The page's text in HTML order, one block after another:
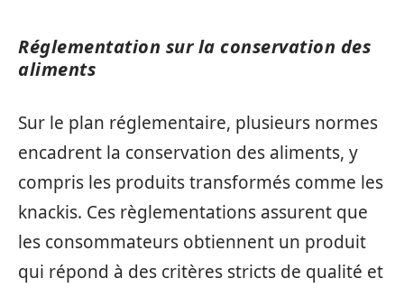
Réglementation sur la conservation des
aliments
Sur le plan réglementaire, plusieurs normes
encadrent la conservation des aliments, y
compris les produits transformés comme les
knackis. Ces règlementations assurent que
les consommateurs obtiennent un produit
qui répond à des critères stricts de qualité et